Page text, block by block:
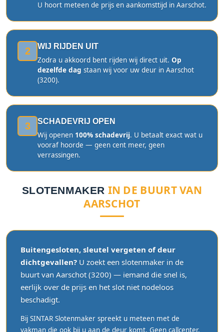
U hoort meteen de prijs en aankomsttijd in Aarschot.
2 WIJ RIJDEN UIT
Zodra u akkoord bent rijden wij direct uit. Op
dezelfde dag staan wij voor uw deur in Aarschot
(3200).
3 SCHADEVRIJ OPEN
Wij openen 100% schadevrij. U betaalt exact wat u
vooraf hoorde — geen cent meer, geen
verrassingen.
SLOTENMAKER IN DE BUURT VAN
AARSCHOT
Buitengesloten, sleutel vergeten of deur
dichtgevallen? U zoekt een slotenmaker in de
buurt van Aarschot (3200) — iemand die snel is,
eerlijk over de prijs en het slot niet nodeloos
beschadigt.
Bij SINTAR Slotenmaker spreekt u meteen met de
vakman die ook bij u aan de deur komt. Geen callcenter,